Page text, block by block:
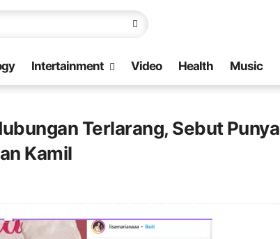
Intertainment Video Health Music
Terlarang, Sebut Punya
Kamil